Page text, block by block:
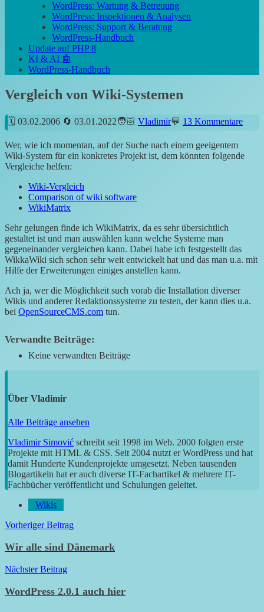
WordPress: Wartung & Betreuung
WordPress: Inspektionen & Analysen
WordPress: Support & Beratung
WordPress-Handbuch
Update auf PHP 8
KI & AI 🤖
WordPress-Handbuch
Vergleich von Wiki-Systemen
03.02.2006 03.01.2022 Vladimir 13 Kommentare
Wer, wie ich momentan, auf der Suche nach einem geeigentem
Wiki-System für ein konkretes Projekt ist, dem könnten folgende
Vergleiche helfen:
Wiki-Vergleich
Comparison of wiki software
WikiMatrix
Sehr gelungen finde ich WikiMatrix, da es sehr übersichtlich
gestaltet ist und man auswählen kann welche Systeme man
gegeneinander vergleichen kann. Dabei habe ich festgestellt das
WikkaWiki sich schon sehr weit entwickelt hat und das man u.a. mit
Hilfe der Erweiterungen einiges anstellen kann.
Ach ja, wer die Möglichkeit such vorab die Installation diverser
Wikis und anderer Redaktionssysteme zu testen, der kann dies u.a.
bei OpenSourceCMS.com tun.
Verwandte Beiträge:
Keine verwandten Beiträge
Über Vladimir
Alle Beiträge ansehen
Vladimir Simović schreibt seit 1998 im Web. 2000 folgten erste
Projekte mit HTML & CSS. Seit 2004 nutzt er WordPress und hat
damit Hunderte Kundenprojekte umgesetzt. Neben tausenden
Blogartikeln hat er auch diverse IT-Fachartikel & mehrere IT-
Fachbücher veröffentlicht und Schulungen geleitet.
Wikis
Beitragsnavigation
Vorheriger Beitrag
Wir alle sind Dänemark
Nächster Beitrag
WordPress 2.0.1 auch hier